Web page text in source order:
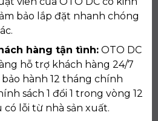
bảo lắp đặt nhanh chóng
hàng tận tình: OTO DC
hỗ trợ khách hàng 24/7
hành 12 tháng chính
sách 1 đổi 1 trong vòng 12
lỗi từ nhà sản xuất.